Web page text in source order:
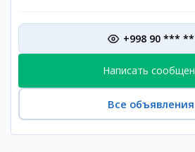
+998 90 ***
Написать
Все объявления